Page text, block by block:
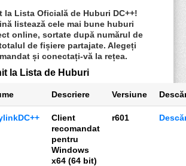
la Lista Oficială de Huburi DC++!
listează cele mai bune huburi
online, sortate după numărul de
de fișiere partajate. Alegeți
și conectați-vă la rețea.
la Lista de Huburi
Descriere Versiune
Client
recomandat
pentru
Windows
x64 (64 bit)
r601